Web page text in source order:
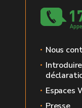
Nous
Espaces